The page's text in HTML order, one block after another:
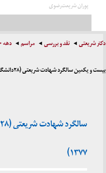
پوران شریعت‌رضوی
دکتر شریعتی نقد و بررسی مراسم دهه ۷۰
بیست و یکمین سالگرد شهادت شریعتی (۲۸دانشگاه خواجه نصیر – خرداد ۱۳۷۷)
۱۳۷۷)